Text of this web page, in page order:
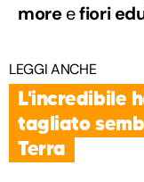
moreefiori
LEGGI ANCHE
L'incredibile
tagliato
Terra